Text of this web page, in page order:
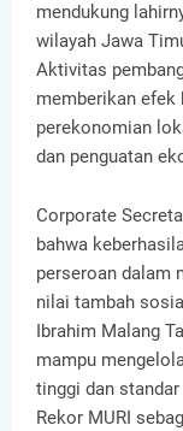
mendukung
wilayah Jawa
Aktivitas
memberikan efek
perekonomian
dan penguatan
Corporate
bahwa
perseroan dalam
nilai tambah
Ibrahim Malang
mampu
tinggi dan
Rekor MURI